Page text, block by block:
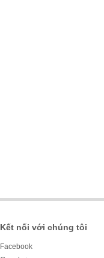
Kết nối với chúng tôi
Facebook